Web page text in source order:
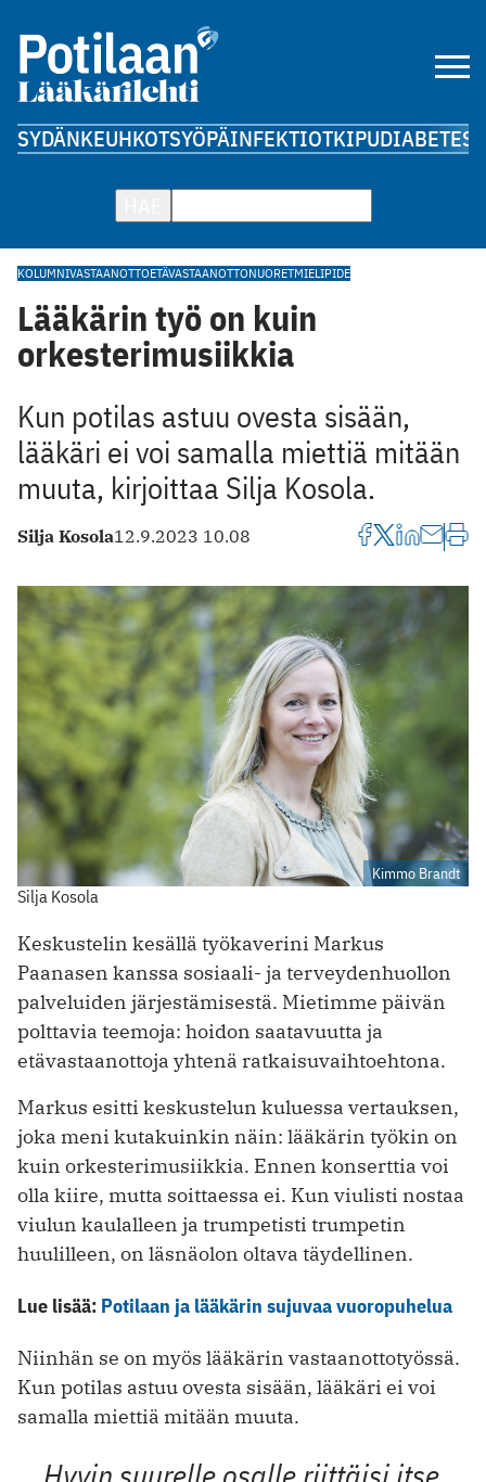
SYDÄNKEUHKOTSYÖPÄINFEKTIOTKIPUDIABETES
KOLUMNIVASTAANOTTOETÄVASTAANOTTONUORETMIELIPIDE
Lääkärin työ on kuin
orkesterimusiikkia
Kun potilas astuu ovesta sisään,
lääkäri ei voi samalla miettiä mitään
muuta, kirjoittaa Silja Kosola.
Silja Kosola12.9.2023 10.08
Kimmo Brandt
Silja Kosola
Keskustelin kesällä työkaverini Markus
Paanasen kanssa sosiaali- ja terveydenhuollon
palveluiden järjestämisestä. Mietimme päivän
polttavia teemoja: hoidon saatavuutta ja
etävastaanottoja yhtenä ratkaisuvaihtoehtona.
Markus esitti keskustelun kuluessa vertauksen,
joka meni kutakuinkin näin: lääkärin työkin on
kuin orkesterimusiikkia. Ennen konserttia voi
olla kiire, mutta soittaessa ei. Kun viulisti nostaa
viulun kaulalleen ja trumpetisti trumpetin
huulilleen, on läsnäolon oltava täydellinen.
Lue lisää: Potilaan ja lääkärin sujuvaa vuoropuhelua
Niinhän se on myös lääkärin vastaanottotyössä.
Kun potilas astuu ovesta sisään, lääkäri ei voi
samalla miettiä mitään muuta.